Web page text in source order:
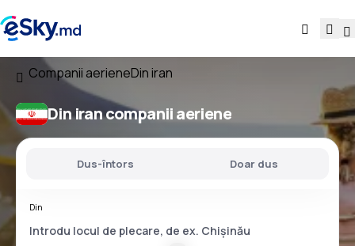
Companii aerieneDin iran
Din iran companii aeriene
Dus-întors Doar dus
Din